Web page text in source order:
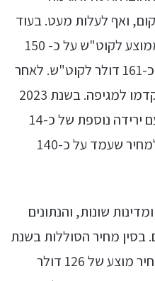
ואף לעלות מעט. בעוד
שבשנת 2021 עמד המחיר הממוצע לקוט"ש על כ- 150
דולר, ב2022 המחיר עמד על כ-161 דולר לקוט"ש. לאחר
שהיו בירידה תלולה בשנים שקדמו למגיפה. בשנת 2023
ירידת המחירים שבה לתלם, עם ירידה נוספת של כ-14
אחוזים מהשנה שקדמה לה, למחיר שעמד על כ-140
שונות, והנתונים
בסין מחיר הסוללות בשנת
2023 היה הנמוך ביותר, עם מחיר מוצע של 126 דולר